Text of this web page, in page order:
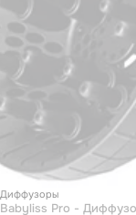
Диффузоры
Babyliss Pro -